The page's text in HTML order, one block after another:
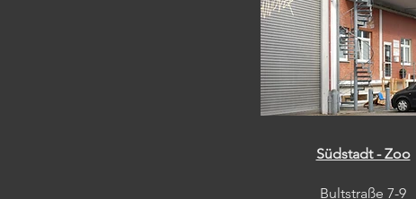
Südstadt - Zoo
Bultstraße 7-9